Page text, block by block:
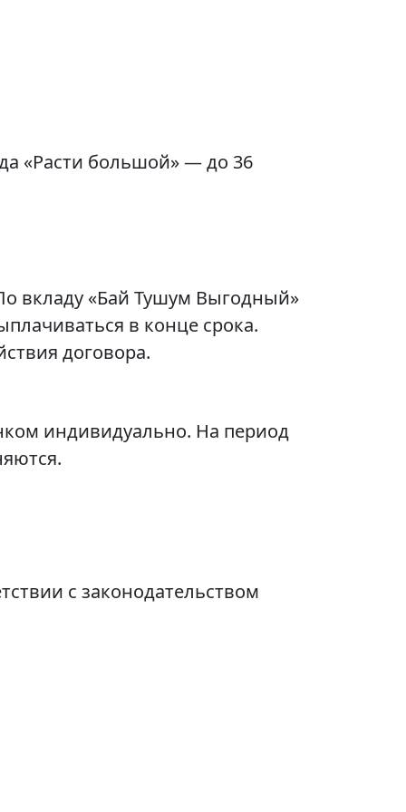
«Расти большой» — до 36
вкладу «Бай Тушум Выгодный»
в конце срока.
договора.
индивидуально. На период
с законодательством